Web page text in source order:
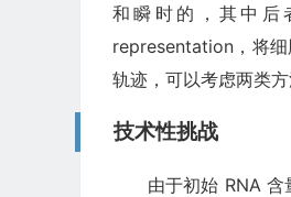
和瞬时的，其中后
representation，将细
轨迹，可以考虑两类
技术性挑战
由于初始 RNA